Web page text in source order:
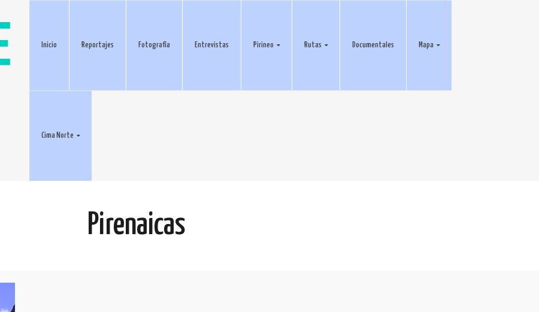
Inicio Reportajes Fotografía Entrevistas Pirineo Rutas Documentales Mapa
Cima Norte
Pirenaicas